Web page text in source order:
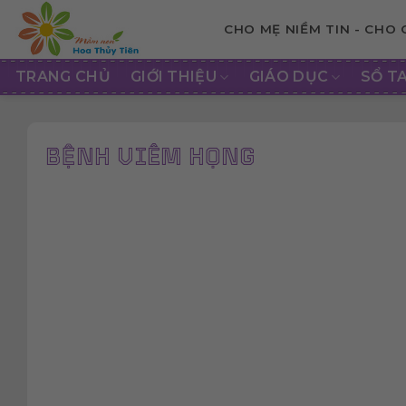
Skip
content
CHO MẸ NIỀM TIN - CHO
TRANG CHỦ GIỚI THIỆU GIÁO DỤC SỔ
BỆNH VIÊM HỌNG